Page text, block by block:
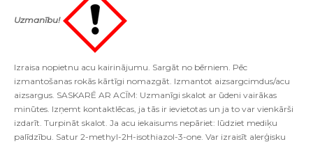
Uzmanību!
Izraisa nopietnu acu kairinājumu. Sargāt no bērniem. Pēc
izmantošanas rokās kārtīgi nomazgāt. Izmantot aizsargcimdus/acu
aizsargus. SASKARĒ AR ACĪM: Uzmanīgi skalot ar ūdeni vairākas
minūtes. Izņemt kontaktlēcas, ja tās ir ievietotas un ja to var vienkārši
izdarīt. Turpināt skalot. Ja acu iekaisums nepāriet: lūdziet mediķu
palīdzību. Satur 2-methyl-2H-isothiazol-3-one. Var izraisīt alerģisku